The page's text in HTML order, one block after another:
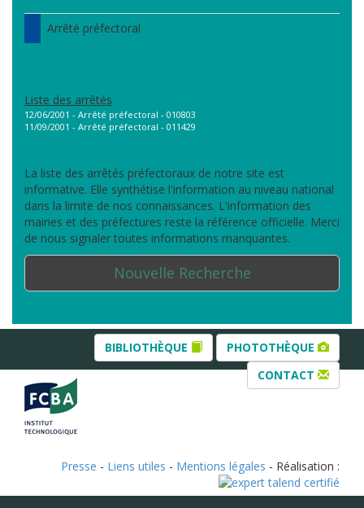
Arrêté préfectoral
Liste des arrêtés
12/06/2001 - Arrêté préfectoral - 010803
11/09/2001 - Arrêté préfectoral - 011429
La liste des arrêtés préfectoraux de notre site est
informative. Elle synthétise l'information au niveau national
dans la limite de nos connaissances. L'information des
mairies et des préfectures reste la référence officielle. Merci
de nous signaler toutes informations manquantes.
Nouvelle Recherche
BIBLIOTHÈQUE
PHOTOTHÈQUE
CONTACT
Presse - Liens utiles - Mentions légales - Réalisation :